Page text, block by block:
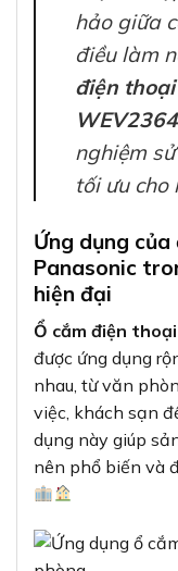
hảo giữa
điều làm
điện
nghiệm
tối ưu cho
Ứng dụng
Panasonic
hiện đại
Ổ cắm điện
được ứng dụng
nhau, từ văn
việc, khách sạn
dụng này giúp
nên phổ biến và